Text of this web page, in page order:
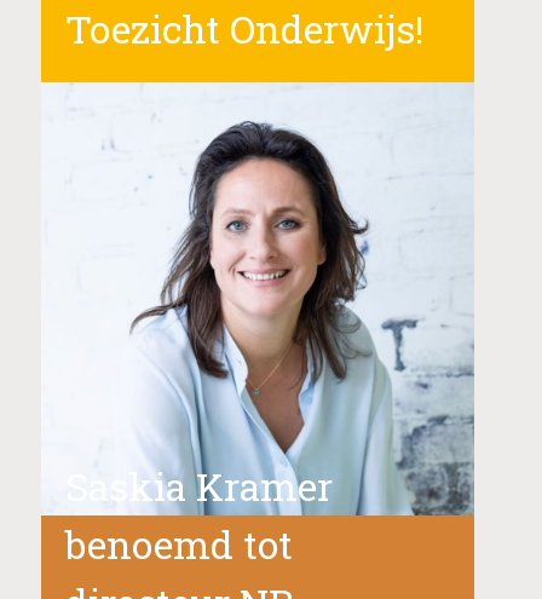
Toezicht Onderwijs!
Saskia Kramer
benoemd tot